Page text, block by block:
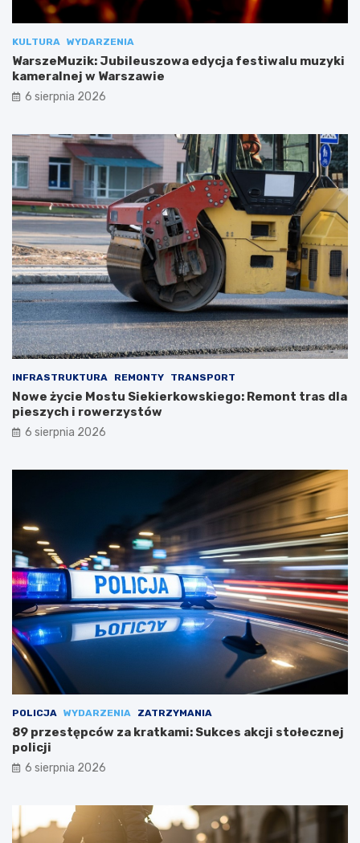
KULTURA WYDARZENIA
WarszeMuzik: Jubileuszowa edycja festiwalu muzyki
kameralnej w Warszawie
6 sierpnia 2026
INFRASTRUKTURA REMONTY TRANSPORT
Nowe życie Mostu Siekierkowskiego: Remont tras dla
pieszych i rowerzystów
6 sierpnia 2026
POLICJA WYDARZENIA ZATRZYMANIA
89 przestępców za kratkami: Sukces akcji stołecznej
policji
6 sierpnia 2026